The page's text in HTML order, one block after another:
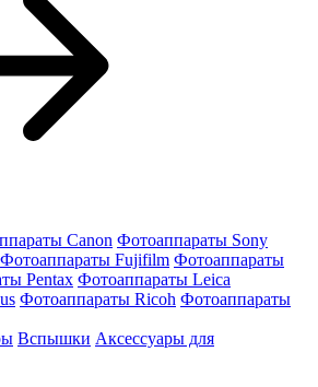
Canon Фотоаппараты Sony
Фотоаппараты Fujifilm Фотоаппараты
Pentax Фотоаппараты Leica
Фотоаппараты Ricoh Фотоаппараты
Вспышки Аксессуары для